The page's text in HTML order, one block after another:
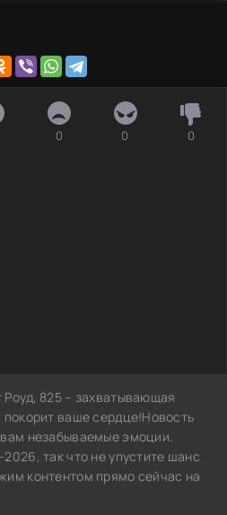
0 0 0
825 – захватывающая
покорит ваше сердце!Новость
незабываемые эмоции.
так что не упустите шанс
контентом прямо сейчас на